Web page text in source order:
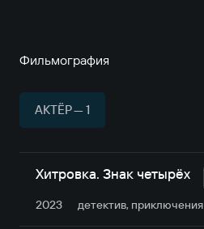
Фильмография
АКТЁР — 1
Хитровка. Знак четырёх
2023
детектив, приключе­ния